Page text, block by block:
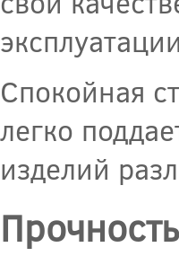
Спокойная
легко
изделий